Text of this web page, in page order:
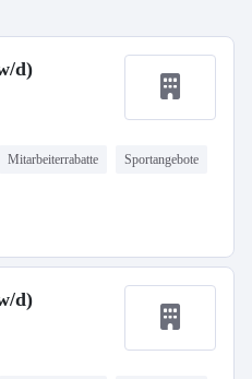
d)
Mitarbeiterrabatte Sportangebote
d)